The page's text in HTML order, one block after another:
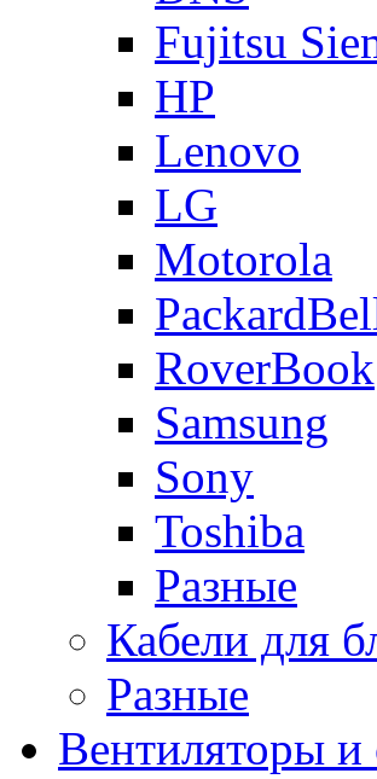
Fujitsu
HP
Lenovo
LG
Motorola
RoverBook
Samsung
Sony
Toshiba
Разные
Кабели для
Разные
Вентиляторы и